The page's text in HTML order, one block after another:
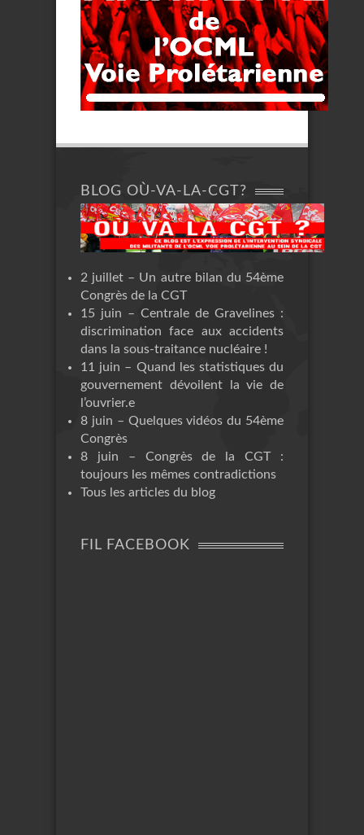
BLOG OÙ-VA-LA-CGT?
2 juillet – Un autre bilan du 54ème
Congrès de la CGT
15 juin – Centrale de Gravelines :
discrimination face aux accidents
dans la sous-traitance nucléaire !
11 juin – Quand les statistiques du
gouvernement dévoilent la vie de
l’ouvrier.e
8 juin – Quelques vidéos du 54ème
Congrès
8 juin – Congrès de la CGT :
toujours les mêmes contradictions
Tous les articles du blog
FIL FACEBOOK